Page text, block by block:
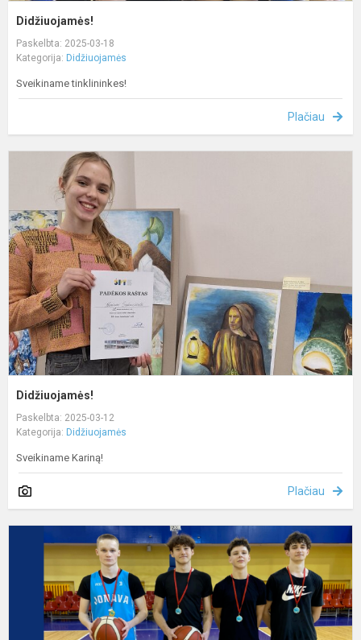
Didžiuojamės!
Paskelbta: 2025-03-18
Kategorija: Didžiuojamės
Sveikiname tinklininkes!
Plačiau
Didžiuojamės!
Paskelbta: 2025-03-12
Kategorija: Didžiuojamės
Sveikiname Kariną!
Plačiau